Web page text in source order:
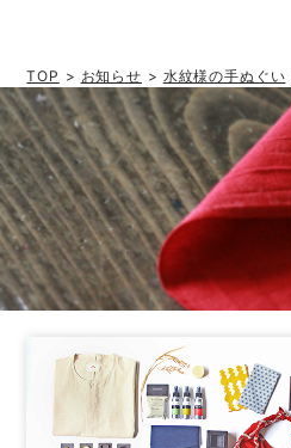
TOP > お知らせ > 水紋様の手ぬぐい